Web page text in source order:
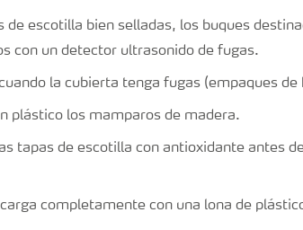
de escotilla bien selladas, los buques
con un detector ultrasonido de fugas.
la cubierta tenga fugas (empaques
plástico los mamparos de madera.
tapas de escotilla con antioxidante antes
completamente con una lona de